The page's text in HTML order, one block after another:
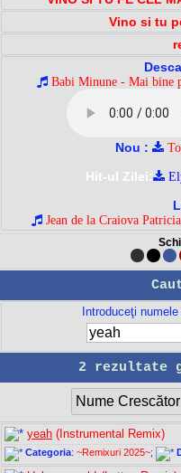
Vino si tu
Babi Minune - Mai bine
Nou :
Hit-ul Zilei:
Jean de la Craiova
Introduceţi
2 rezultate
yeah (Instrumental Remix)
Categoria: ~Remixuri 2025~;